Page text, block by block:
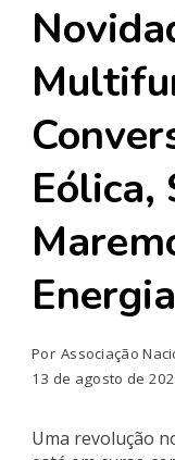
Eólica,
Por Associação
13 de agosto de
Uma revolução